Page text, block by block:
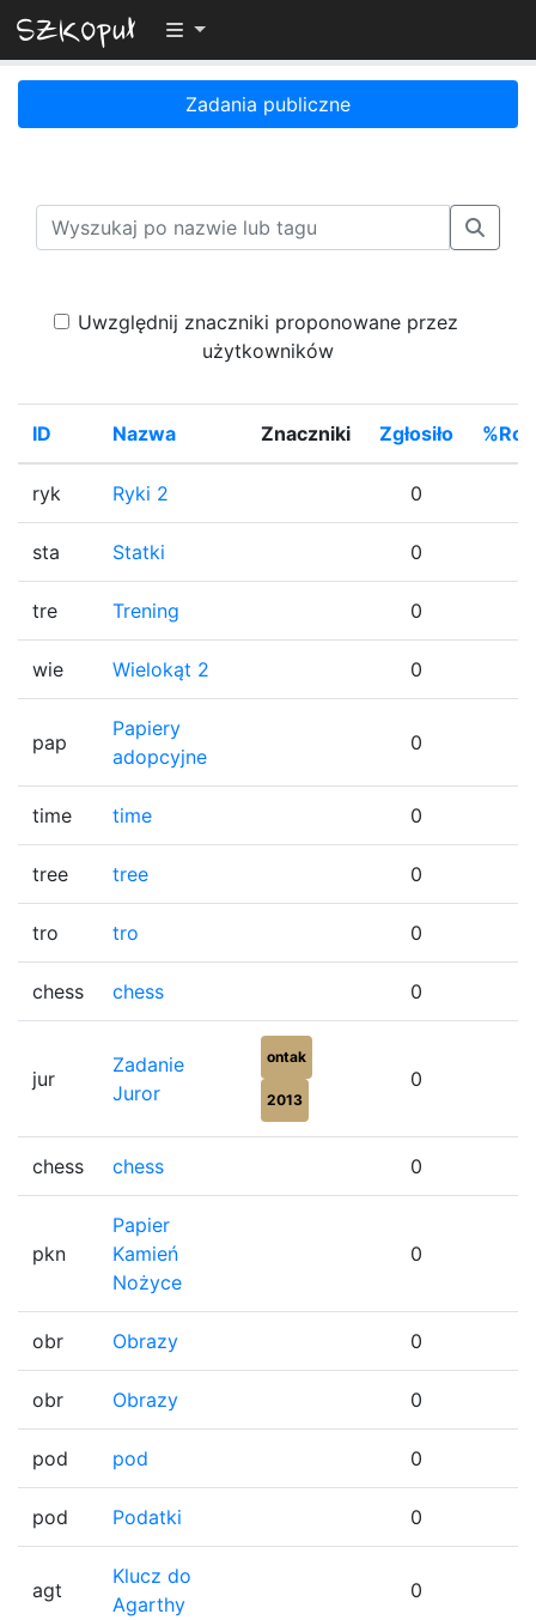
Przełącz widoczność menu
Zadania publiczne
Uwzględnij znaczniki proponowane przez
użytkowników
ID Nazwa Znaczniki Zgłosiło
ryk Ryki 2 0
sta Statki 0
tre Trening 0
wie Wielokąt 2 0
pap
Papiery
adopcyjne
0
time time 0
tree tree 0
tro tro 0
chess chess 0
jur
Zadanie
Juror
ontak
2013
0
chess chess 0
pkn
Papier
Kamień
Nożyce
0
obr Obrazy 0
obr Obrazy 0
pod pod 0
pod Podatki 0
agt
Klucz do
Agarthy
0